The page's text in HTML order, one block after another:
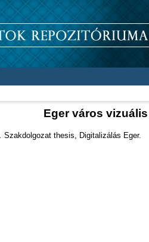
Eger város
Szakdolgozat thesis, Digitalizálás Eger.